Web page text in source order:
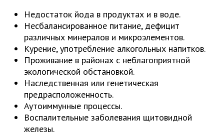
Недостаток йода в продуктах и в воде.
Несбалансированное питание, дефицит
различных минералов и микроэлементов.
Курение, употребление алкогольных напитков.
Проживание в районах с неблагоприятной
экологической обстановкой.
Наследственная или генетическая
предрасположенность.
Аутоиммунные процессы.
Воспалительные заболевания щитовидной
железы.